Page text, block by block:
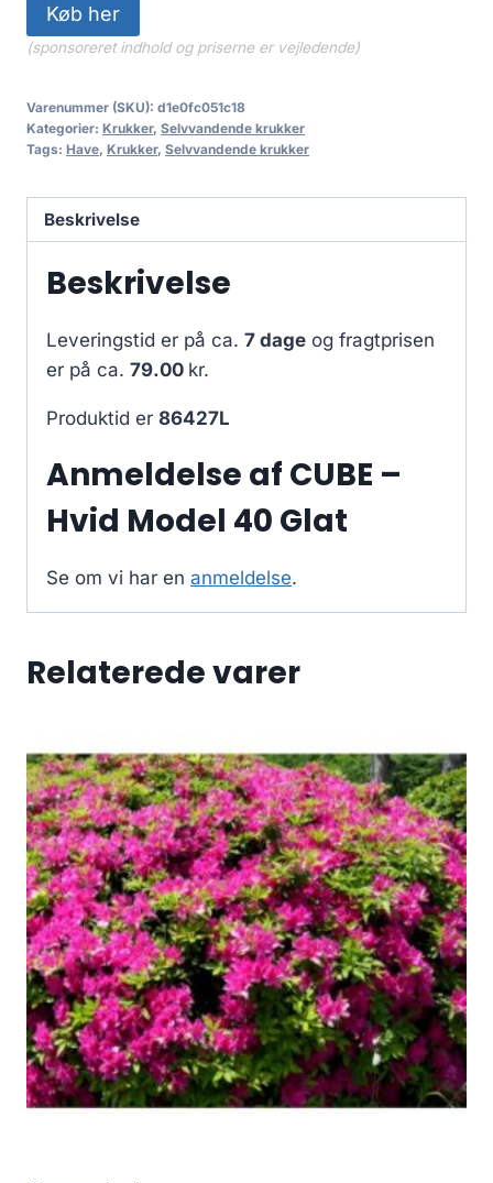
Køb her
(sponsoreret indhold og priserne er vejledende)
Varenummer (SKU): d1e0fc051c18
Kategorier: Krukker, Selvvandende krukker
Tags: Have, Krukker, Selvvandende krukker
Beskrivelse
Beskrivelse
Leveringstid er på ca. 7 dage og fragtprisen
er på ca. 79.00 kr.
Produktid er 86427L
Anmeldelse af CUBE –
Hvid Model 40 Glat
Se om vi har en anmeldelse.
Relaterede varer